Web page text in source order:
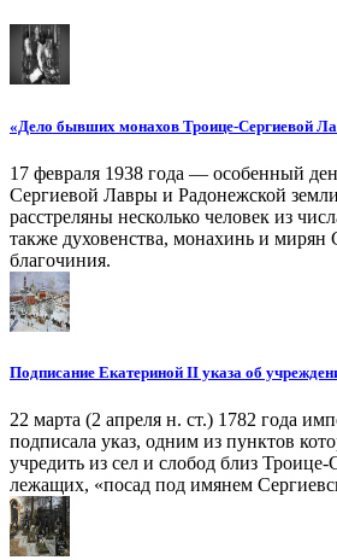
«Дело бывших монахов Троице-Сергиевой
17 февраля 1938 года — особенный
Сергиевой Лавры и Радонежской
расстреляны несколько человек из
также духовенства, монахинь и мирян
благочиния.
Подписание Екатериной II указа об
22 марта (2 апреля н. ст.) 1782 года
подписала указ, одним из пунктов
учредить из сел и слобод близ
лежащих, «посад под имянем